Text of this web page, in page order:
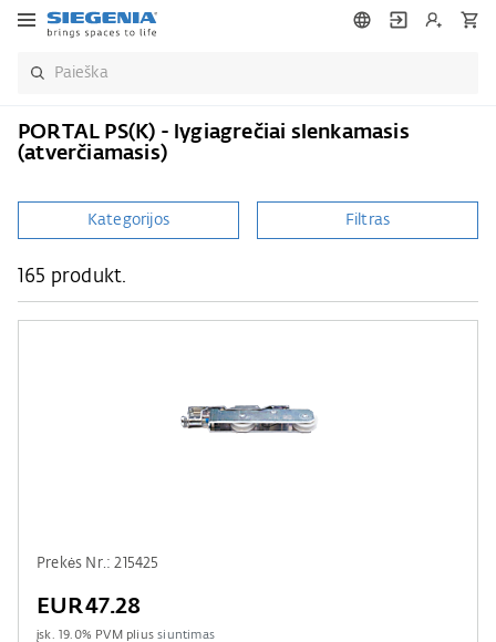
PORTAL PS(K) - lygiagrečiai slenkamasis
(atverčiamasis)
Kategorijos Filtras
165 produkt.
Prekės Nr.: 215425
EUR47.28
įsk. 19.0% PVM pliussiuntimas